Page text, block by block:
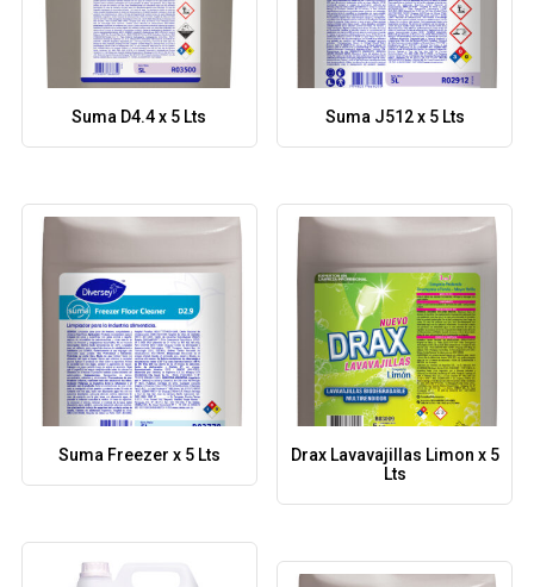
Suma D4.4 x 5 Lts Suma J512 x 5 Lts
Suma Freezer x 5 Lts
Drax Lavavajillas Limon x 5
Lts